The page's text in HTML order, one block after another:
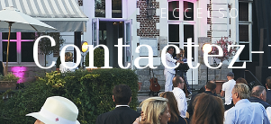
ECCELSO